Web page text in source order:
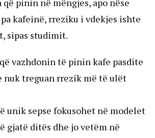
pinin në mëngjes, apo nëse
kafeinë, rreziku i vdekjes ishte
sipas studimit.
vazhdonin të pinin kafe pasdite
nuk treguan rrezik më të ulët
unik sepse fokusohet në modelet
gjatë ditës dhe jo vetëm në